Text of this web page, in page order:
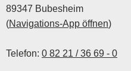
89347 Bubesheim
(Navigations-App öffnen)
Telefon: 0 82 21 / 36 69 - 0